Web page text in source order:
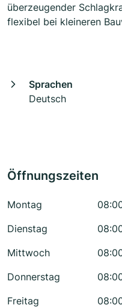
überzeugender
flexibel bei kleineren
Sprachen
Deutsch
Öffnungszeiten
Montag
Dienstag
Mittwoch
Donnerstag
Freitag